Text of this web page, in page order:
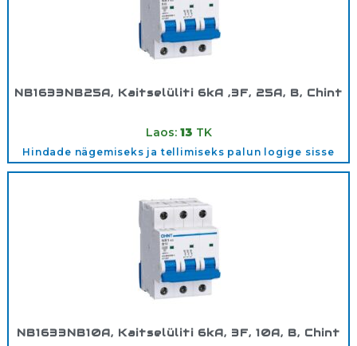
NB1633NB25A, Kaitselüliti 6kA ,3F, 25A, B, Chint
Laos: 13 TK
Hindade nägemiseks ja tellimiseks palun logige sisse
NB1633NB10A, Kaitselüliti 6kA, 3F, 10A, B, Chint